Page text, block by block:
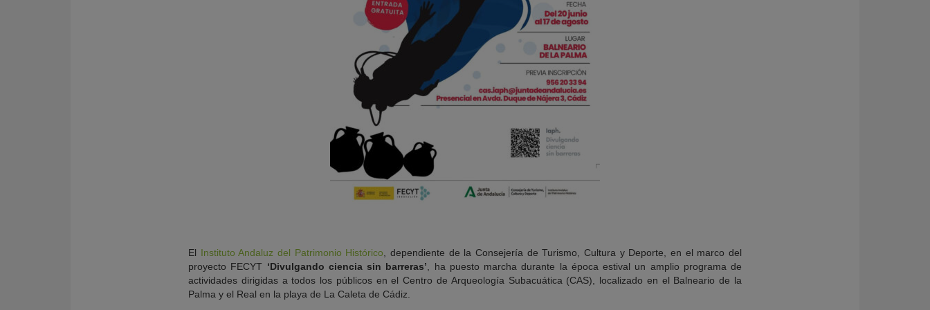
El Instituto Andaluz del Patrimonio Histórico , dependiente de la Consejería de Turismo, Cultura y Deporte, en el marco del
proyecto FECYT ‘Divulgando ciencia sin barreras’ , ha puesto marcha durante la época estival un amplio programa de
actividades dirigidas a todos los públicos en el Centro de Arqueología Subacuática (CAS), localizado en el Balneario de la
Palma y el Real en la playa de La Caleta de Cádiz.